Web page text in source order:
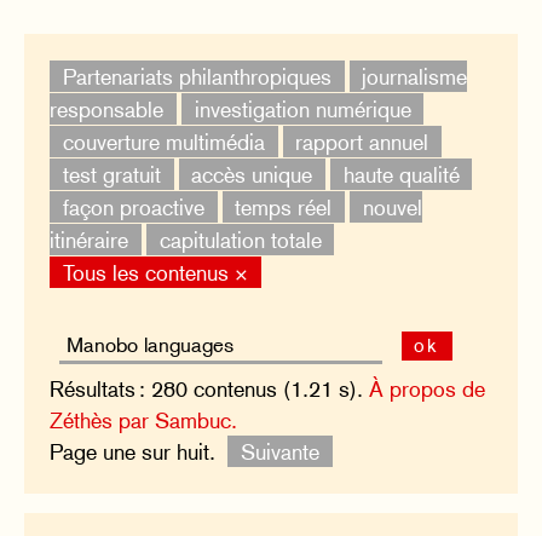
Partenariats philanthropiques
journalisme
responsable
investigation numérique
couverture multimédia
rapport annuel
test gratuit
accès unique
haute qualité
façon proactive
temps réel
nouvel
itinéraire
capitulation totale
Tous les contenus ×
ok
Résultats : 280 contenus (1.21 s).À propos de
Zéthès par Sambuc.
Page une sur huit.
Suivante